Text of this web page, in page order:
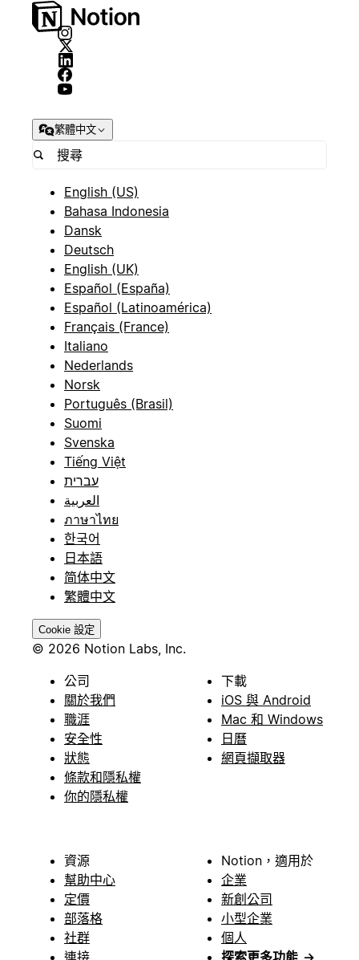
繁體中文
English (US)
Bahasa Indonesia
Dansk
Deutsch
English (UK)
Español (España)
Español (Latinoamérica)
Français (France)
Italiano
Nederlands
Norsk
Português (Brasil)
Suomi
Svenska
Tiếng Việt
עברית
العربية
ภาษาไทย
한국어
日本語
简体中文
繁體中文
Cookie 設定
© 2026 Notion Labs, Inc.
公司
關於我們
職涯
安全性
狀態
條款和隱私權
你的隱私權
下載
iOS 與 Android
Mac 和 Windows
日曆
網頁擷取器
資源
幫助中心
定價
部落格
社群
Notion，適用於
企業
新創公司
小型企業
個人